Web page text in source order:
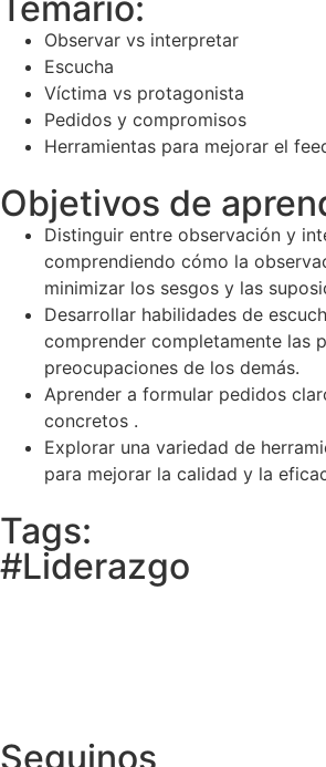
Observar vs interpretar
Escucha
Víctima vs protagonista
Pedidos y compromisos
Herramientas para mejorar el
Objetivos de
Distinguir entre observación y
comprendiendo cómo la
minimizar los sesgos y las
Desarrollar habilidades de
comprender completamente las
preocupaciones de los demás.
Aprender a formular pedidos
concretos .
Explorar una variedad de
para mejorar la calidad y la
Tags:
#Liderazgo
Seguinos